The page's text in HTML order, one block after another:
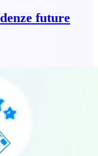
future